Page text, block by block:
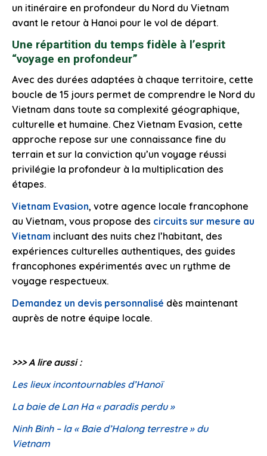
un itinéraire en profondeur du Nord du Vietnam
avant le retour à Hanoi pour le vol de départ.
Une répartition du temps fidèle à l’esprit
“voyage en profondeur”
Avec des durées adaptées à chaque territoire, cette
boucle de 15 jours permet de comprendre le Nord du
Vietnam dans toute sa complexité géographique,
culturelle et humaine. Chez Vietnam Evasion, cette
approche repose sur une connaissance fine du
terrain et sur la conviction qu’un voyage réussi
privilégie la profondeur à la multiplication des
étapes.
Vietnam Evasion, votre agence locale francophone
au Vietnam, vous propose des circuits sur mesure au
Vietnam incluant des nuits chez l’habitant, des
expériences culturelles authentiques, des guides
francophones expérimentés avec un rythme de
voyage respectueux.
Demandez un devis personnalisé dès maintenant
auprès de notre équipe locale.
>>> A lire aussi :
Les lieux incontournables d’Hanoï
La baie de Lan Ha « paradis perdu »
Ninh Binh – la « Baie d’Halong terrestre » du
Vietnam